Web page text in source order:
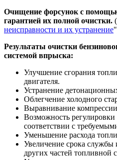
Очищение форсунок с
гарантией их полной очистки.
неисправности и их устранение
Результаты очистки
системой впрыска:
Улучшение сгорания
двигателя.
Устранение
Облегчение холодного
Выравнивание
Возможность
соответствии с
Уменьшение расхода
Увеличение срока службы
других частей топливной